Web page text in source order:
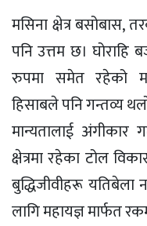
मसिना क्षेत्र बसोबास,
पनि उत्तम छ। घोराहि
रुपमा समेत रहेको
हिसाबले पनि गन्तव्य
मान्यतालाई अंगीकार
क्षेत्रमा रहेका टोल
बुद्धिजीवीहरू यतिबेला
लागि महायज्ञ मार्फत